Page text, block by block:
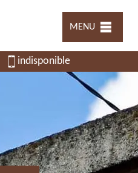
MENU
indisponible